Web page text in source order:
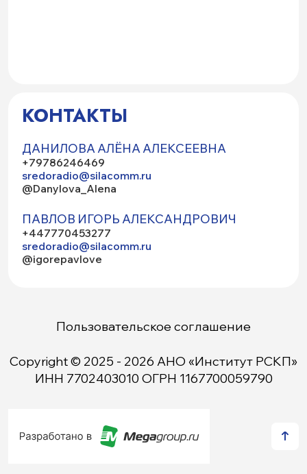
КОНТАКТЫ
ДАНИЛОВА АЛЁНА АЛЕКСЕЕВНА
+79786246469
sredoradio@silacomm.ru
@Danylova_Alena
ПАВЛОВ ИГОРЬ АЛЕКСАНДРОВИЧ
+447770453277
sredoradio@silacomm.ru
@igorepavlove
Пользовательское соглашение
Copyright © 2025 - 2026 АНО «Институт РСКП»
ИНН 7702403010 ОГРН 1167700059790